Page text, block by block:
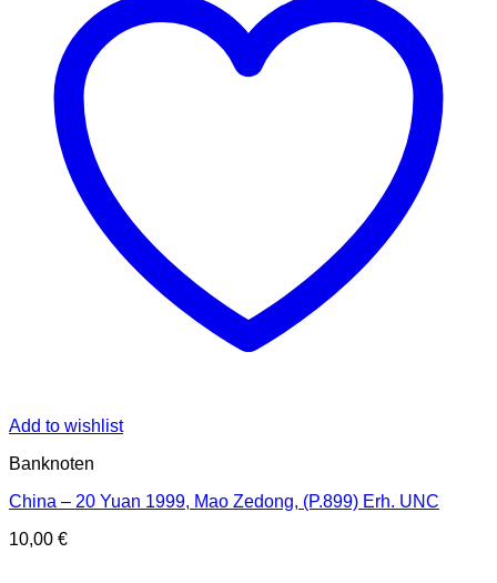
Add to wishlist
Banknoten
China – 20 Yuan 1999, Mao Zedong, (P.899) Erh. UNC
10,00 €